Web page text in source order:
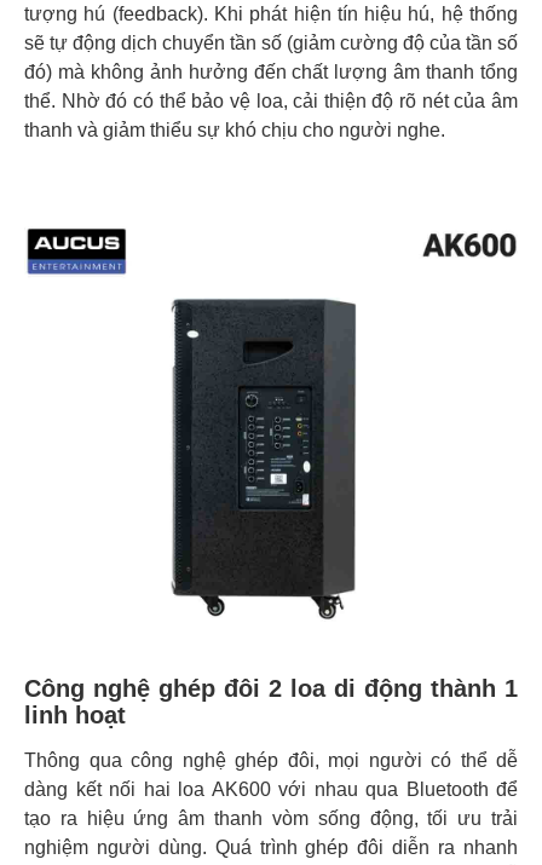
tượng hú (feedback). Khi phát hiện tín hiệu hú, hệ thống
sẽ tự động dịch chuyển tần số (giảm cường độ của tần số
đó) mà không ảnh hưởng đến chất lượng âm thanh tổng
thể. Nhờ đó có thể bảo vệ loa, cải thiện độ rõ nét của âm
thanh và giảm thiểu sự khó chịu cho người nghe.
Công nghệ ghép đôi 2 loa di động thành 1
linh hoạt
Thông qua công nghệ ghép đôi, mọi người có thể dễ
dàng kết nối hai loa AK600 với nhau qua Bluetooth để
tạo ra hiệu ứng âm thanh vòm sống động, tối ưu trải
nghiệm người dùng. Quá trình ghép đôi diễn ra nhanh